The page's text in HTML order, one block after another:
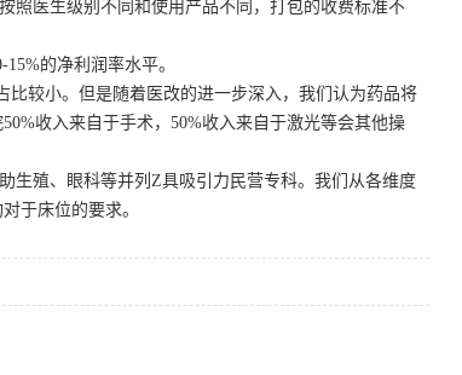
照医生级别不同和使用产品不同，打包的收费标准不
的净利润率水平。
较小。但是随着医改的进一步深入，我们认为药品将
收入来自于手术，50%收入来自于激光等会其他操
生殖、眼科等并列Z具吸引力民营专科。我们从各维度
于床位的要求。